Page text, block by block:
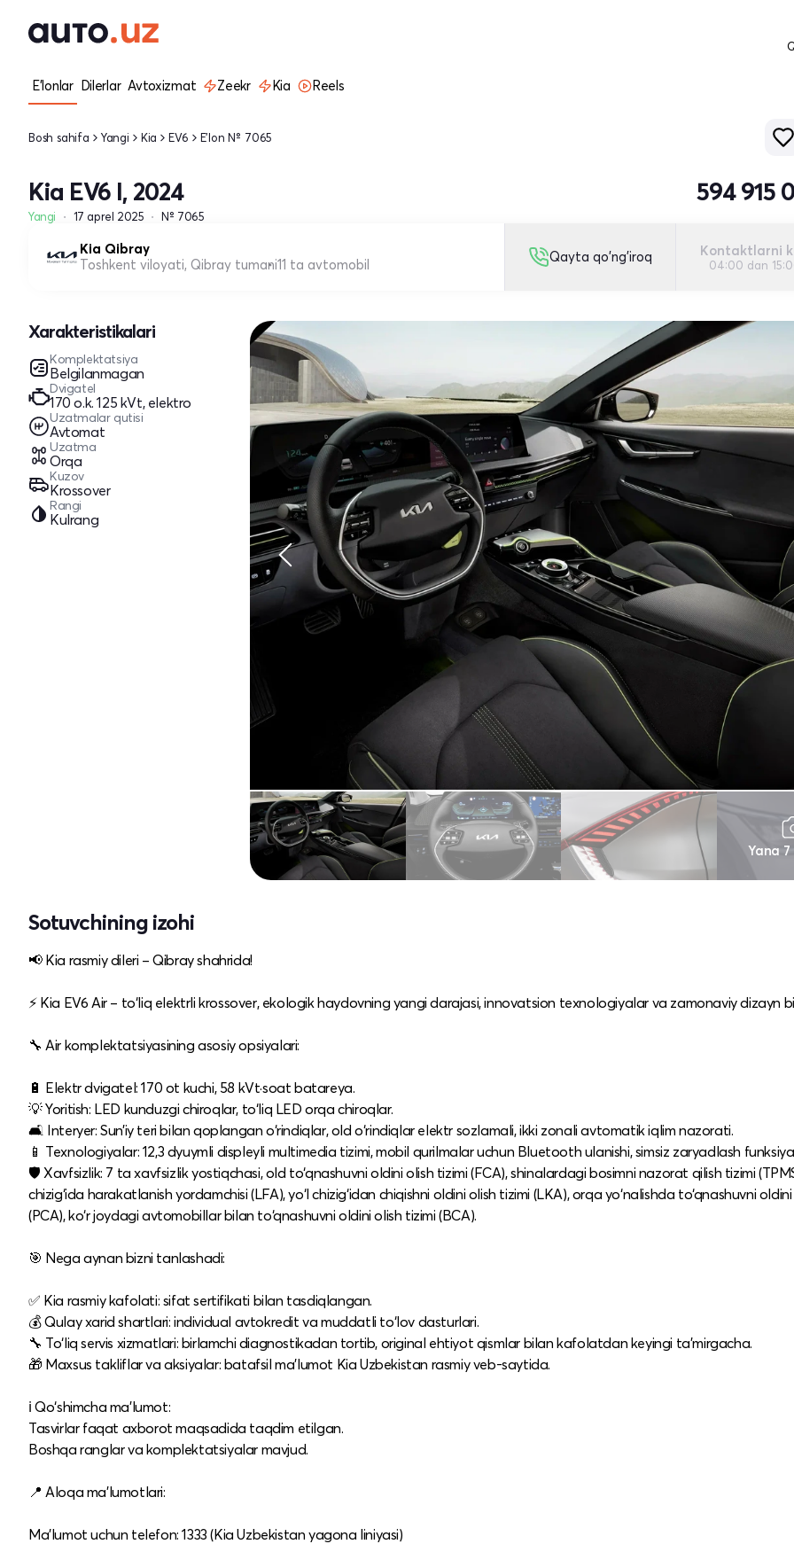
E'lonlar Dilerlar Avtoxizmat Zeekr Kia Reels
Bosh sahifa Yangi Kia EV6 E'lon № 7065
Kia EV6 I, 2024
Yangi 17 aprel 2025 № 7065
594 915
Kia Qibray
Toshkent viloyati, Qibray tumani11 ta avtomobil Qayta qo'ng'iroq Kontaktlarni
04:00 dan
Xarakteristikalari
Komplektatsiya
Belgilanmagan
Dvigatel
170 o.k. 125 kVt, elektro
Uzatmalar qutisi
Avtomat
Uzatma
Orqa
Kuzov
Krossover
Rangi
Kulrang
Yana
Sotuvchining izohi
📢 Kia rasmiy dileri – Qibray shahrida!​
⚡ Kia EV6 Air – to‘liq elektrli krossover, ekologik haydovning yangi darajasi, innovatsion texnologiyalar va zamonaviy dizayn
🔧 Air komplektatsiyasining asosiy opsiyalari:
🔋 Elektr dvigatel: 170 ot kuchi, 58 kVt·soat batareya.​
💡 Yoritish: LED kunduzgi chiroqlar, to‘liq LED orqa chiroqlar.​
🛋️ Interyer: Sun’iy teri bilan qoplangan o‘rindiqlar, old o‘rindiqlar elektr sozlamali, ikki zonali avtomatik iqlim nazorati.​
📱 Texnologiyalar: 12,3 dyuymli displeyli multimedia tizimi, mobil qurilmalar uchun Bluetooth ulanishi, simsiz zaryadlash
🛡️ Xavfsizlik: 7 ta xavfsizlik yostiqchasi, old to‘qnashuvni oldini olish tizimi (FCA), shinalardagi bosimni nazorat qilish tizimi
chizig‘ida harakatlanish yordamchisi (LFA), yo‘l chizig‘idan chiqishni oldini olish tizimi (LKA), orqa yo‘nalishda to‘qnashuvni
(PCA), ko‘r joydagi avtomobillar bilan to‘qnashuvni oldini olish tizimi (BCA).​
🎯 Nega aynan bizni tanlashadi:
✅ Kia rasmiy kafolati: sifat sertifikati bilan tasdiqlangan.​
💰 Qulay xarid shartlari: individual avtokredit va muddatli to‘lov dasturlari.​
🔧 To‘liq servis xizmatlari: birlamchi diagnostikadan tortib, original ehtiyot qismlar bilan kafolatdan keyingi ta’mirgacha.​
🎁 Maxsus takliflar va aksiyalar: batafsil ma’lumot Kia Uzbekistan rasmiy veb-saytida.​
ℹ️ Qo‘shimcha ma’lumot:
Tasvirlar faqat axborot maqsadida taqdim etilgan.​
Boshqa ranglar va komplektatsiyalar mavjud.​
📍 Aloqa ma’lumotlari:
Ma’lumot uchun telefon: 1333 (Kia Uzbekistan yagona liniyasi)​